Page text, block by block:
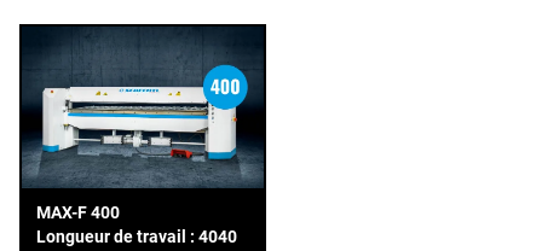
MAX-F 400
Longueur de travail : 4040